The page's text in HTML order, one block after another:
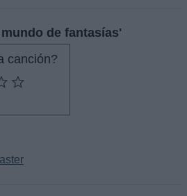
de fantasías'
canción?